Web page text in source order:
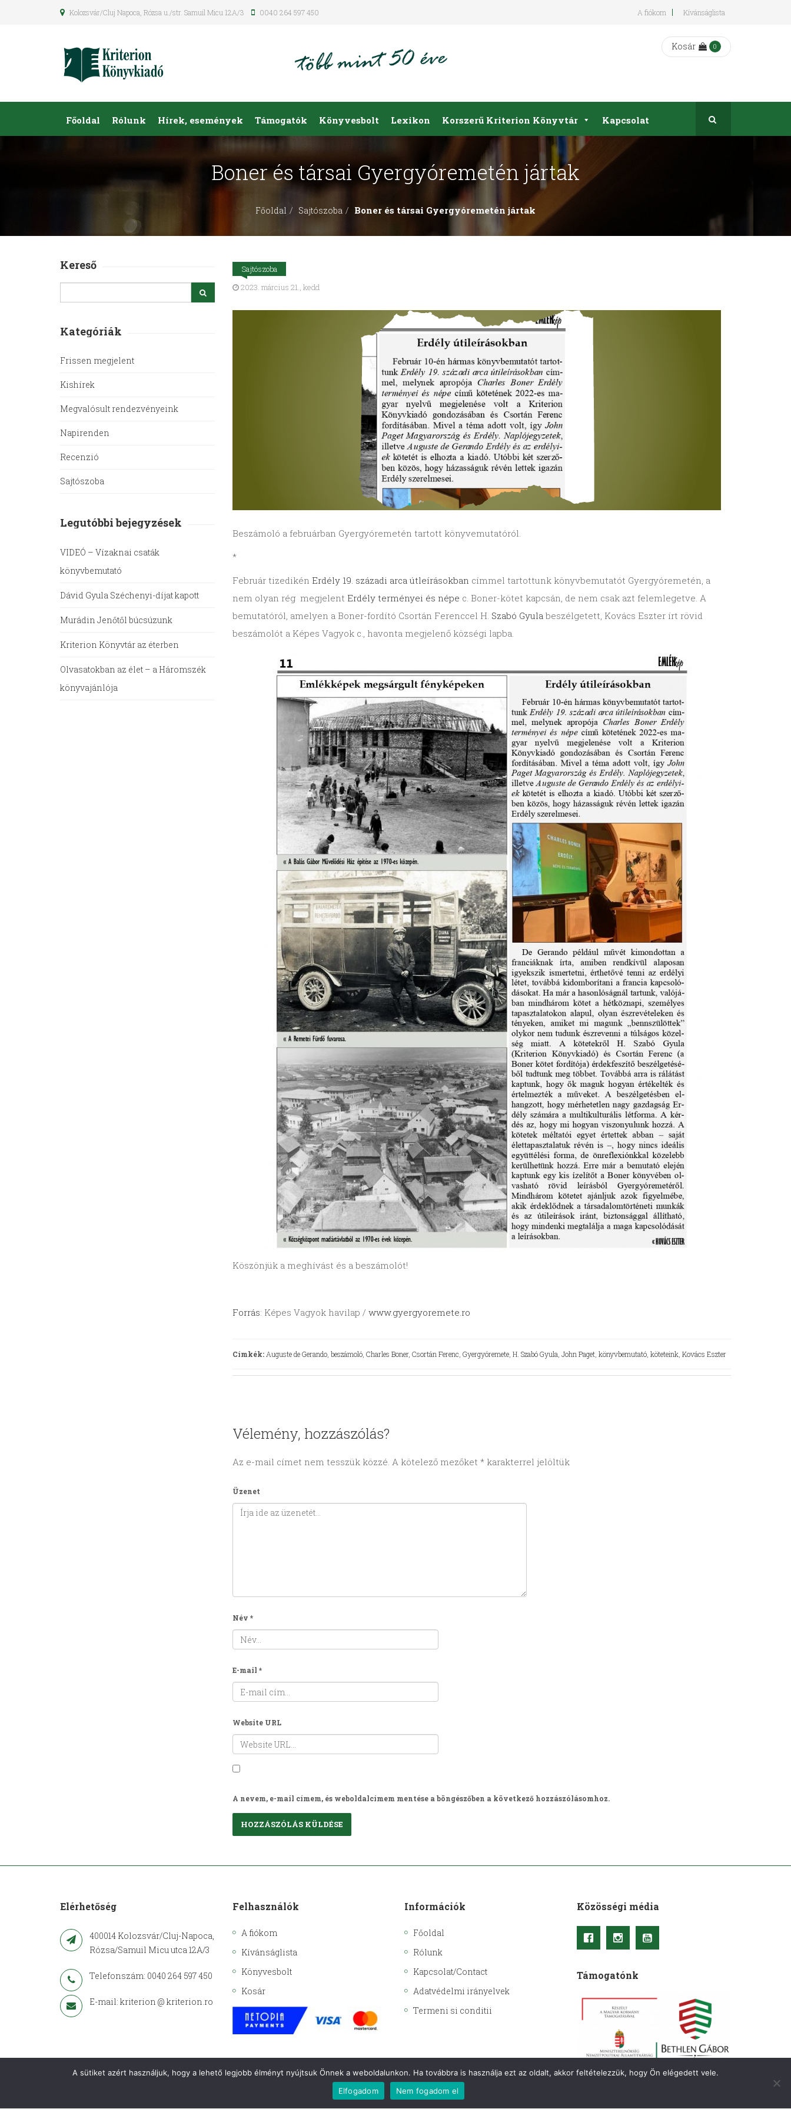
Kolozsvár/Cluj Napoca, Rózsa u./str. Samuil Micu 12A/3 0040 264 597 450 A fiókom Kívánságlista
Kosár 0
Főoldal Rólunk Hírek, események Támogatók Könyvesbolt Lexikon Korszerű Kriterion Könyvtár Kapcsolat
Boner és társai Gyergyóremetén jártak
Főoldal Sajtószoba Boner és társai Gyergyóremetén jártak
Sajtószoba
2023. március 21., kedd
Beszámoló a februárban Gyergyóremetén tartott könyvemutatóról.
*
Február tizedikén Erdély 19. századi arca útleírásokban címmel tartottunk könyvbemutatót Gyergyóremetén, a
nem olyan rég megjelent Erdély terményei és népe c. Boner-kötet kapcsán, de nem csak azt felemlegetve. A
bemutatóról, amelyen a Boner-fordító Csortán Ferenccel H. Szabó Gyulabeszélgetett, Kovács Eszter írt rövid
beszámolót a Képes Vagyok c., havonta megjelenő községi lapba.
Köszönjük a meghívást és a beszámolót!
Forrás: Képes Vagyok havilap / www.gyergyoremete.ro
Címkék:Auguste de Gerando, beszámoló, Charles Boner, Csortán Ferenc, Gyergyóremete, H. Szabó Gyula, John Paget, könyvbemutató, köteteink, Kovács Eszter
Vélemény, hozzászólás?
Az e-mail címet nem tesszük közzé. A kötelező mezőket *karakterrel jelöltük
Üzenet
Név *
E-mail *
Website URL
A nevem, e-mail címem, és weboldalcímem mentése a böngészőben a következő hozzászólásomhoz.
Kereső
Kategóriák
Frissen megjelent
Kishírek
Megvalósult rendezvényeink
Napirenden
Recenzió
Sajtószoba
Legutóbbi bejegyzések
VIDEÓ – Vízaknai csaták
könyvbemutató
Dávid Gyula Széchenyi-díjat kapott
Murádin Jenőtől búcsúzunk
Kriterion Könyvtár az éterben
Olvasatokban az élet – a Háromszék
könyvajánlója
Elérhetőség
400014 Kolozsvár/Cluj-Napoca,
Rózsa/Samuil Micu utca 12A/3
Telefonszám: 0040 264 597 450
E-mail: kriterion @ kriterion.ro
Felhasználók
A fiókom
Kívánságlista
Könyvesbolt
Kosár
Információk
Főoldal
Rólunk
Kapcsolat/Contact
Adatvédelmi irányelvek
Termeni si conditii
Közösségi média
Támogatónk
A sütiket azért használjuk, hogy a lehető legjobb élményt nyújtsuk Önnek a weboldalunkon. Ha továbbra is használja ezt az oldalt, akkor feltételezzük, hogy Ön elégedett vele.
Elfogadom
Nem fogadom el